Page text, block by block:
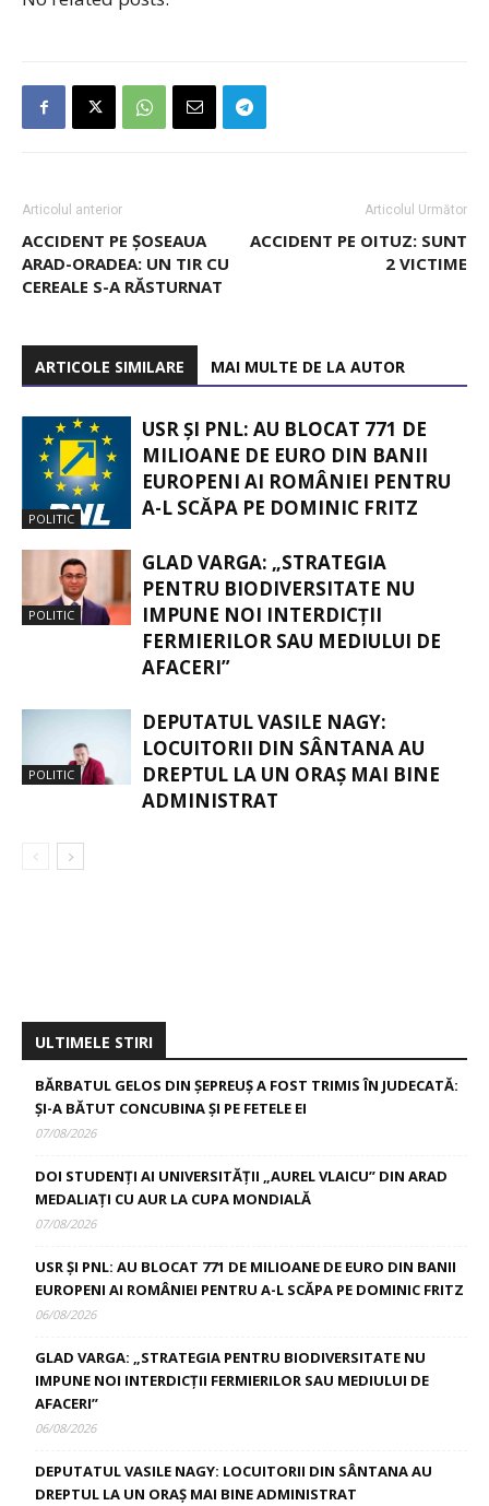
Articolul anterior
ACCIDENT PE ȘOSEAUA
ARAD-ORADEA: UN TIR CU
CEREALE S-A RĂSTURNAT
Articolul Următor
ACCIDENT PE OITUZ: SUNT
2 VICTIME
ARTICOLE SIMILARE MAI MULTE DE LA AUTOR
POLITIC
USR ȘI PNL: AU BLOCAT 771 DE
MILIOANE DE EURO DIN BANII
EUROPENI AI ROMÂNIEI PENTRU
A-L SCĂPA PE DOMINIC FRITZ
POLITIC
GLAD VARGA: „STRATEGIA
PENTRU BIODIVERSITATE NU
IMPUNE NOI INTERDICȚII
FERMIERILOR SAU MEDIULUI DE
AFACERI”
POLITIC
DEPUTATUL VASILE NAGY:
LOCUITORII DIN SÂNTANA AU
DREPTUL LA UN ORAȘ MAI BINE
ADMINISTRAT
ULTIMELE STIRI
BĂRBATUL GELOS DIN ȘEPREUȘ A FOST TRIMIS ÎN JUDECATĂ:
ȘI-A BĂTUT CONCUBINA ȘI PE FETELE EI
07/08/2026
DOI STUDENȚI AI UNIVERSITĂȚII „AUREL VLAICU” DIN ARAD
MEDALIAȚI CU AUR LA CUPA MONDIALĂ
07/08/2026
USR ȘI PNL: AU BLOCAT 771 DE MILIOANE DE EURO DIN BANII
EUROPENI AI ROMÂNIEI PENTRU A-L SCĂPA PE DOMINIC FRITZ
06/08/2026
GLAD VARGA: „STRATEGIA PENTRU BIODIVERSITATE NU
IMPUNE NOI INTERDICȚII FERMIERILOR SAU MEDIULUI DE
AFACERI”
06/08/2026
DEPUTATUL VASILE NAGY: LOCUITORII DIN SÂNTANA AU
DREPTUL LA UN ORAȘ MAI BINE ADMINISTRAT